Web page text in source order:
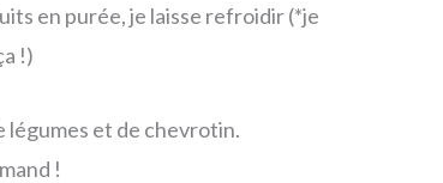
en purée, je laisse refroidir (*je
!)
légumes et de chevrotin.
!